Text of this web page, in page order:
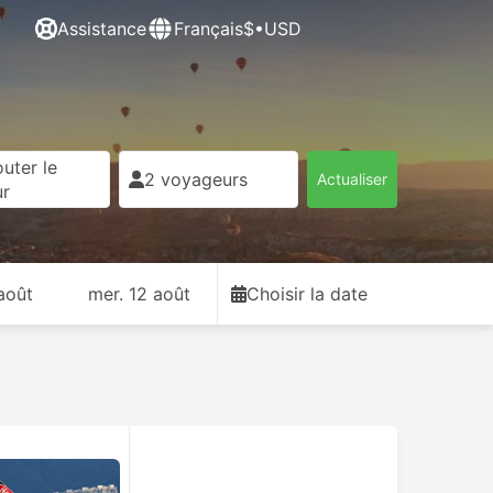
Assistance Français$•USD
le
2 voyageurs Actualiser
mer. 12 août Choisir la date